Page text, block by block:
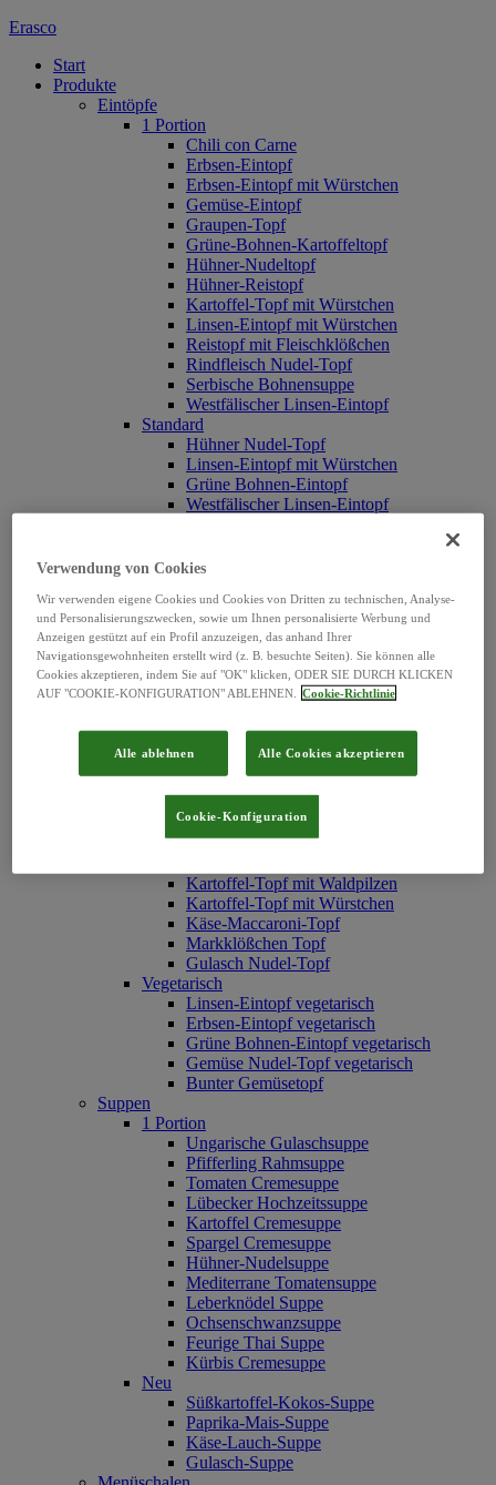
Erasco
Start
Produkte
Eintöpfe
1 Portion
Chili con Carne
Erbsen-Eintopf
Erbsen-Eintopf mit Würstchen
Gemüse-Eintopf
Graupen-Topf
Grüne-Bohnen-Kartoffeltopf
Hühner-Nudeltopf
Hühner-Reistopf
Kartoffel-Topf mit Würstchen
Linsen-Eintopf mit Würstchen
Reistopf mit Fleischklößchen
Rindfleisch Nudel-Topf
Serbische Bohnensuppe
Westfälischer Linsen-Eintopf
Standard
Hühner Nudel-Topf
Linsen-Eintopf mit Würstchen
Grüne Bohnen-Eintopf
Westfälischer Linsen-Eintopf
Serbische Bohnensuppe
Texas-Topf
Rindfleisch Nudel-Topf
Reistopf mit Fleischklößchen
Weiße Bohnen-Eintopf
Graupen-Topf
Linsentopf mit Schweinefleisch
Möhren-Eintopf mit Fleischbällchen
Erbsen-Eintopf mit Fleischbällchen
Spätzletopf mit Linsen
Kartoffel-Topf mit Waldpilzen
Kartoffel-Topf mit Würstchen
Käse-Maccaroni-Topf
Markklößchen Topf
Gulasch Nudel-Topf
Vegetarisch
Linsen-Eintopf vegetarisch
Erbsen-Eintopf vegetarisch
Grüne Bohnen-Eintopf vegetarisch
Gemüse Nudel-Topf vegetarisch
Bunter Gemüsetopf
Suppen
1 Portion
Ungarische Gulaschsuppe
Pfifferling Rahmsuppe
Tomaten Cremesuppe
Lübecker Hochzeitssuppe
Kartoffel Cremesuppe
Spargel Cremesuppe
Hühner-Nudelsuppe
Mediterrane Tomatensuppe
Leberknödel Suppe
Ochsenschwanzsuppe
Feurige Thai Suppe
Kürbis Cremesuppe
Neu
Süßkartoffel‐Kokos‐Suppe
Paprika‐Mais‐Suppe
Käse‐Lauch‐Suppe
Gulasch‐Suppe
Verwendung von Cookies
Wir verwenden eigene Cookies und Cookies von Dritten zu technischen, Analyse-
und Personalisierungszwecken, sowie um Ihnen personalisierte Werbung und
Anzeigen gestützt auf ein Profil anzuzeigen, das anhand Ihrer
Navigationsgewohnheiten erstellt wird (z. B. besuchte Seiten). Sie können alle
Cookies akzeptieren, indem Sie auf "OK" klicken, ODER SIE DURCH KLICKEN
AUF "COOKIE-KONFIGURATION" ABLEHNEN.
Cookie-Richtlinie
Alle ablehnen Alle Cookies akzeptieren
Cookie-Konfiguration